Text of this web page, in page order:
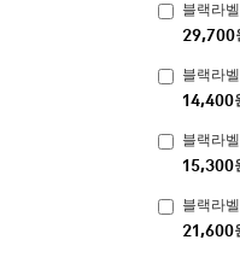
블랙라
29,700
블랙라
14,400
블랙라
15,300
블랙라
21,600